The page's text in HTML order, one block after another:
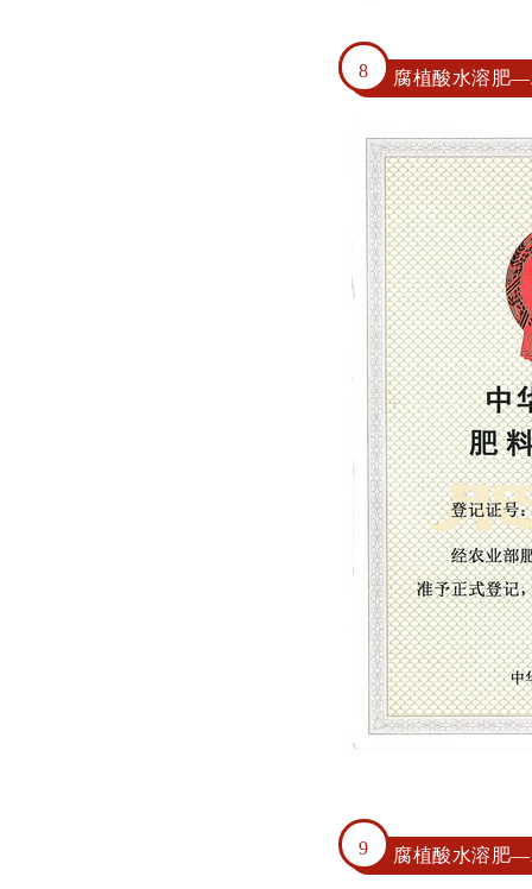
8 腐植酸水溶肥
9 腐植酸水溶肥